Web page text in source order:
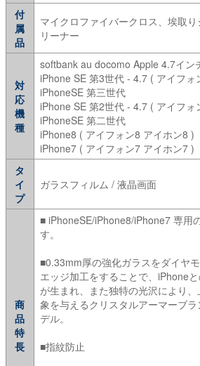
付
属
品
マイクロファイバークロス、埃取
リーナー
対
応
機
種
softbank au docomo Apple 4.7イン
iPhone SE 第3世代 - 4.7 ( アイフォ
iPhoneSE 第三世代
iPhone SE 第2世代 - 4.7 ( アイフォ
iPhoneSE 第二世代
iPhone8 ( アイフォン8 アイホン8 )
iPhone7 ( アイフォン7 アイホン7 )
タ
イ
プ
ガラスフィルム / 液晶画面
商
品
特
長
■ iPhoneSE/iPhone8/iPhone7 専用
す。
■0.33mm厚の強化ガラスをダイヤ
エッジ加工をすることで、iPhone
が生まれ、また独特の光沢により
象を与えるクリスタルアーマーブ
デル。
■指紋防止